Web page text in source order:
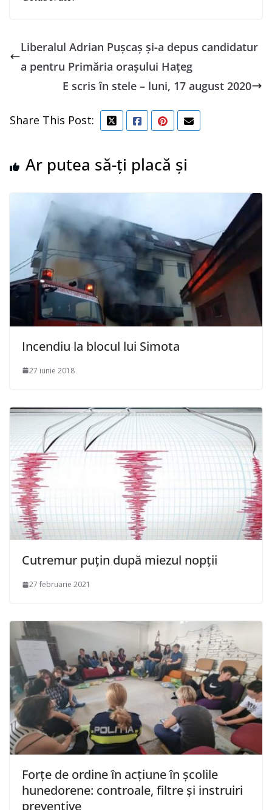
Liberalul Adrian Pușcaș și-a depus candidatur
a pentru Primăria orașului Hațeg
E scris în stele – luni, 17 august 2020
Share This Post:
Ar putea să-ți placă și
Incendiu la blocul lui Simota
27 iunie 2018
Cutremur puțin după miezul nopții
27 februarie 2021
Forțe de ordine în acțiune în școlile
hunedorene: controale, filtre și instruiri
preventive